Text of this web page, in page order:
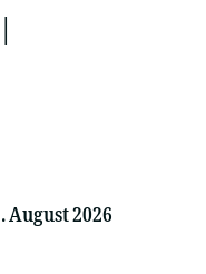
August 2026